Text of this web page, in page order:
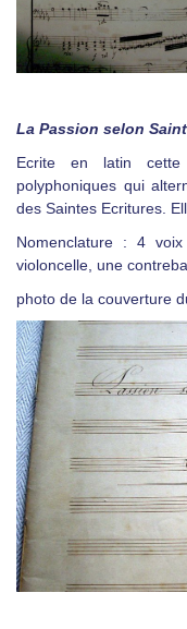
La Passion selon
Ecrite en latin
polyphoniques qui
des Saintes Ecritures.
Nomenclature : 4
violoncelle, une
photo de la couverture